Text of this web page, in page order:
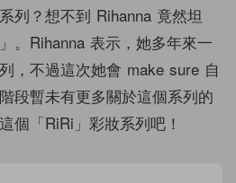
列？想不到 Rihanna 竟然坦
。Rihanna 表示，她多年來一
，不過這次她會 make sure 自
段暫未有更多關於這個系列的
個「RiRi」彩妝系列吧！